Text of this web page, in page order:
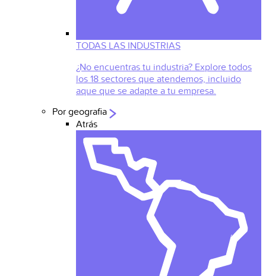
TODAS LAS INDUSTRIAS
¿No encuentras tu industria? Explore todos
los 18 sectores que atendemos, incluido
aque que se adapte a tu empresa.
Por geografia
Atrás